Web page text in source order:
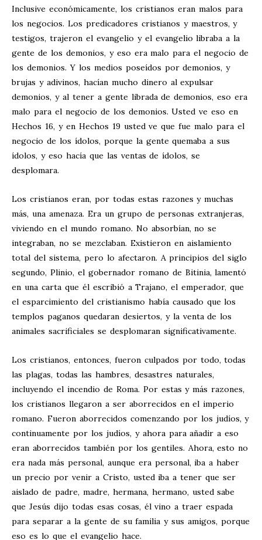
Inclusive económicamente, los cristianos eran malos para
los negocios. Los predicadores cristianos y maestros, y
testigos, trajeron el evangelio y el evangelio libraba a la
gente de los demonios, y eso era malo para el negocio de
los demonios. Y los medios poseídos por demonios, y
brujas y adivinos, hacían mucho dinero al expulsar
demonios, y al tener a gente librada de demonios, eso era
malo para el negocio de los demonios. Usted ve eso en
Hechos 16, y en Hechos 19 usted ve que fue malo para el
negocio de los ídolos, porque la gente quemaba a sus
ídolos, y eso hacía que las ventas de ídolos, se
desplomara.
Los cristianos eran, por todas estas razones y muchas
más, una amenaza. Era un grupo de personas extranjeras,
viviendo en el mundo romano. No absorbían, no se
integraban, no se mezclaban. Existieron en aislamiento
total del sistema, pero lo afectaron. A principios del siglo
segundo, Plinio, el gobernador romano de Bitinia, lamentó
en una carta que él escribió a Trajano, el emperador, que
el esparcimiento del cristianismo había causado que los
templos paganos quedaran desiertos, y la venta de los
animales sacrificiales se desplomaran significativamente.
Los cristianos, entonces, fueron culpados por todo, todas
las plagas, todas las hambres, desastres naturales,
incluyendo el incendio de Roma. Por estas y más razones,
los cristianos llegaron a ser aborrecidos en el imperio
romano. Fueron aborrecidos comenzando por los judíos, y
continuamente por los judíos, y ahora para añadir a eso
eran aborrecidos también por los gentiles. Ahora, esto no
era nada más personal, aunque era personal, iba a haber
un precio por venir a Cristo, usted iba a tener que ser
aislado de padre, madre, hermana, hermano, usted sabe
que Jesús dijo todas esas cosas, él vino a traer espada
para separar a la gente de su familia y sus amigos, porque
eso es lo que el evangelio hace.